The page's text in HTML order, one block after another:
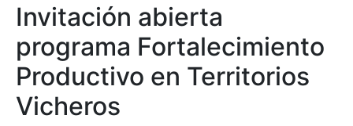
Invitación abierta
programa Fortalecimiento
Productivo en Territorios
Vicheros